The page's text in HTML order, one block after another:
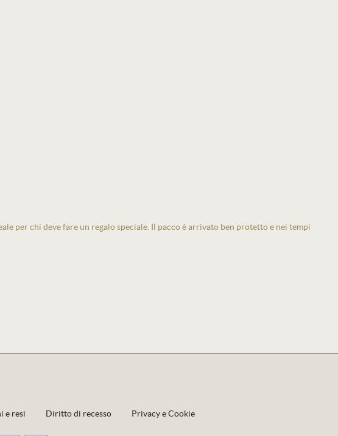
per chi deve fare un regalo speciale. Il pacco è arrivato ben protetto e nei tempi
e resi Diritto di recesso Privacy e Cookie